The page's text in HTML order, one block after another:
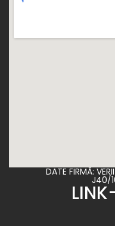
DATE FIRMĂ:
J40/